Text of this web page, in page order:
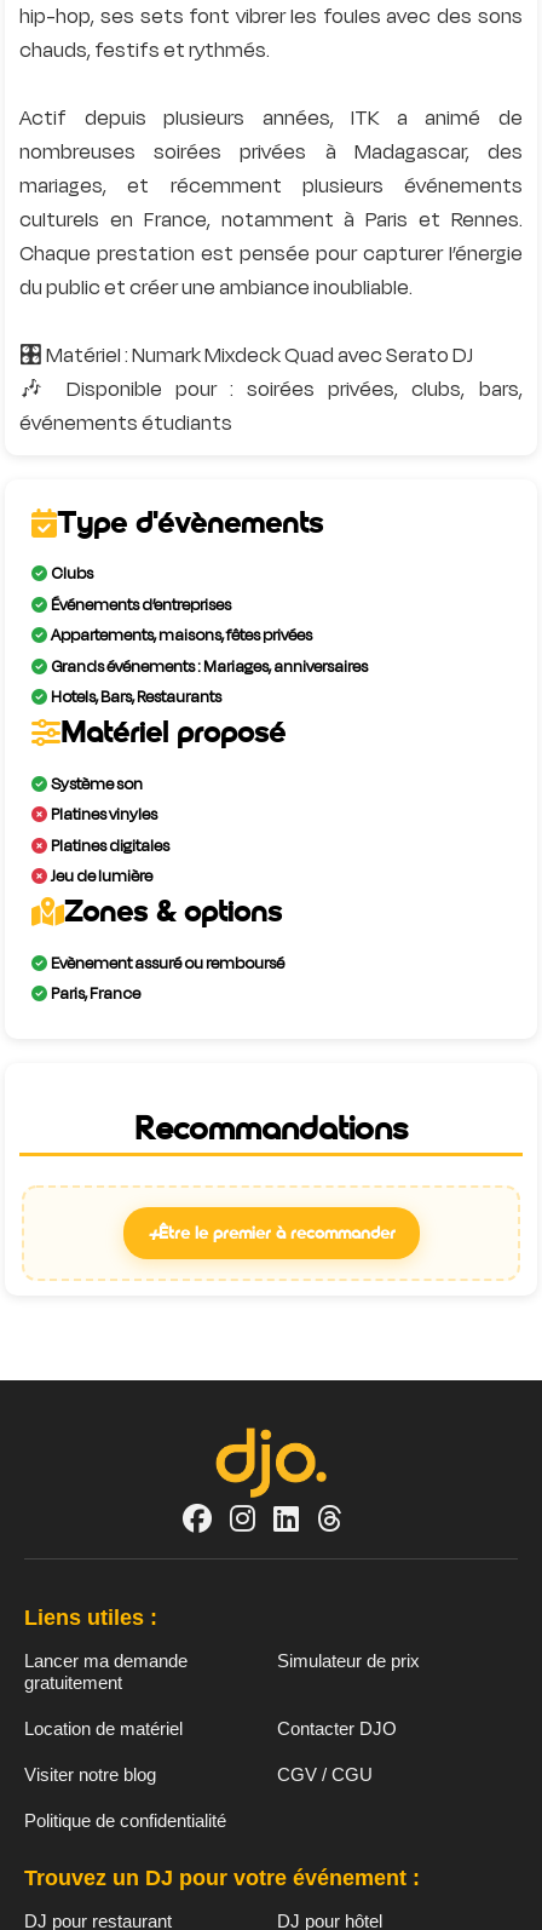
hip-hop, ses sets font vibrer les foules avec des sons
chauds, festifs et rythmés.
Actif depuis plusieurs années, ITK a animé de
nombreuses soirées privées à Madagascar, des
mariages, et récemment plusieurs événements
culturels en France, notamment à Paris et Rennes.
Chaque prestation est pensée pour capturer l’énergie
du public et créer une ambiance inoubliable.
🎛️ Matériel : Numark Mixdeck Quad avec Serato DJ
🎶 Disponible pour : soirées privées, clubs, bars,
Type d'évènements
Clubs
Événements d’entreprises
Appartements, maisons, fêtes privées
Grands événements : Mariages, anniversaires
Hotels, Bars, Restaurants
Matériel proposé
Système son
Platines vinyles
Platines digitales
Jeu de lumière
Zones & options
Evènement assuré ou remboursé
Paris, France
Recommandations
+Être le premier à recommander
Liens utiles :
Lancer ma demande
gratuitement
Simulateur de prix
Location de matériel Contacter DJO
Visiter notre blog CGV / CGU
Politique de confidentialité
Trouvez un DJ pour votre événement :
DJ pour restaurant DJ pour hôtel